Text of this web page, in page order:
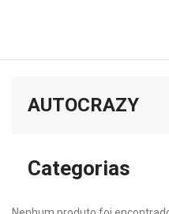
AUTOCRAZY
Categorias